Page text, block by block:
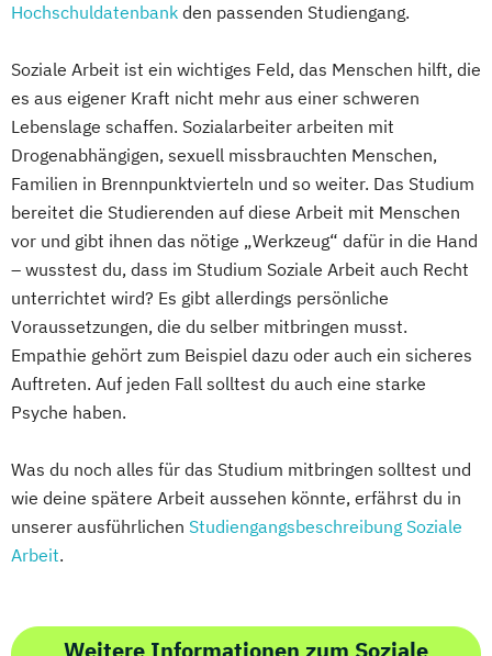
Hochschuldatenbank den passenden Studiengang.
Soziale Arbeit ist ein wichtiges Feld, das Menschen hilft, die
es aus eigener Kraft nicht mehr aus einer schweren
Lebenslage schaffen. Sozialarbeiter arbeiten mit
Drogenabhängigen, sexuell missbrauchten Menschen,
Familien in Brennpunktvierteln und so weiter. Das Studium
bereitet die Studierenden auf diese Arbeit mit Menschen
vor und gibt ihnen das nötige „Werkzeug“ dafür in die Hand
– wusstest du, dass im Studium Soziale Arbeit auch Recht
unterrichtet wird? Es gibt allerdings persönliche
Voraussetzungen, die du selber mitbringen musst.
Empathie gehört zum Beispiel dazu oder auch ein sicheres
Auftreten. Auf jeden Fall solltest du auch eine starke
Psyche haben.
Was du noch alles für das Studium mitbringen solltest und
wie deine spätere Arbeit aussehen könnte, erfährst du in
unserer ausführlichen Studiengangsbeschreibung Soziale
Arbeit.